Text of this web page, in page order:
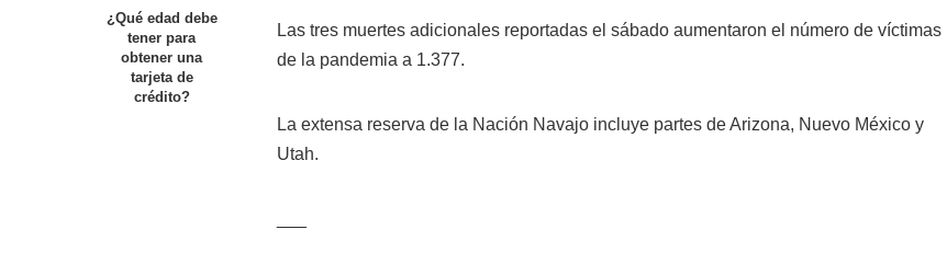
¿Qué edad debe
tener para
obtener una
tarjeta de
crédito?
Las tres muertes adicionales reportadas el sábado aumentaron el número de víctimas
de la pandemia a 1.377.
La extensa reserva de la Nación Navajo incluye partes de Arizona, Nuevo México y
Utah.